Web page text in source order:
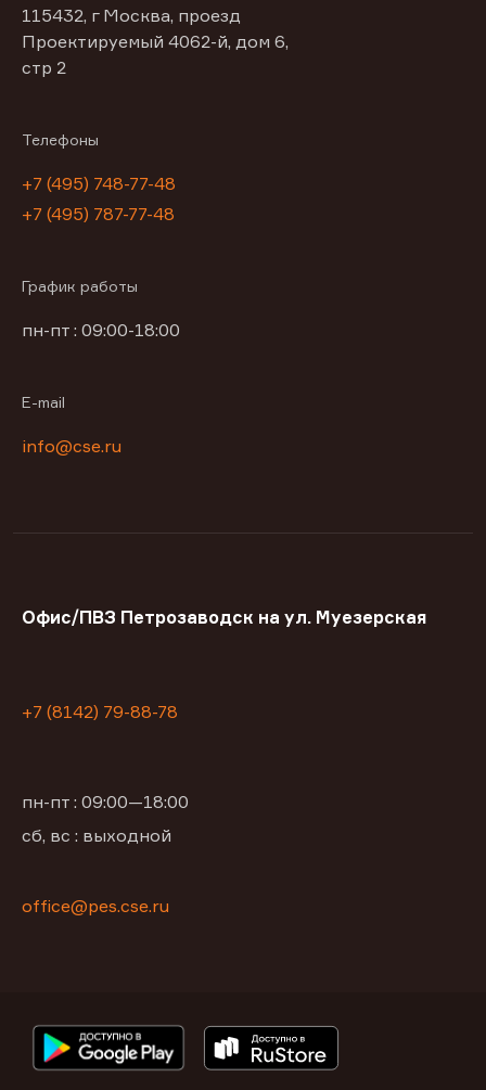
115432, г Москва, проезд
Проектируемый 4062-й, дом 6,
стр 2
Телефоны
+7 (495) 748-77-48
+7 (495) 787-77-48
График работы
пн-пт : 09:00-18:00
E-mail
info@cse.ru
Офис/ПВЗ Петрозаводск на ул. Муезерская
+7 (8142) 79-88-78
пн-пт : 09:00—18:00
сб, вс : выходной
office@pes.cse.ru